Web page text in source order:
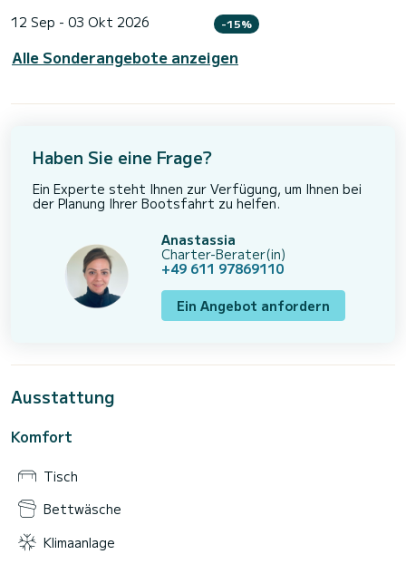
12 Sep - 03 Okt 2026 -15%
Alle Sonderangebote anzeigen
Haben Sie eine Frage?
Ein Experte steht Ihnen zur Verfügung, um Ihnen bei
der Planung Ihrer Bootsfahrt zu helfen.
Anastassia
Charter-Berater(in)
+49 611 97869110
Ein Angebot anfordern
Ausstattung
Komfort
Tisch
Bettwäsche
Klimaanlage